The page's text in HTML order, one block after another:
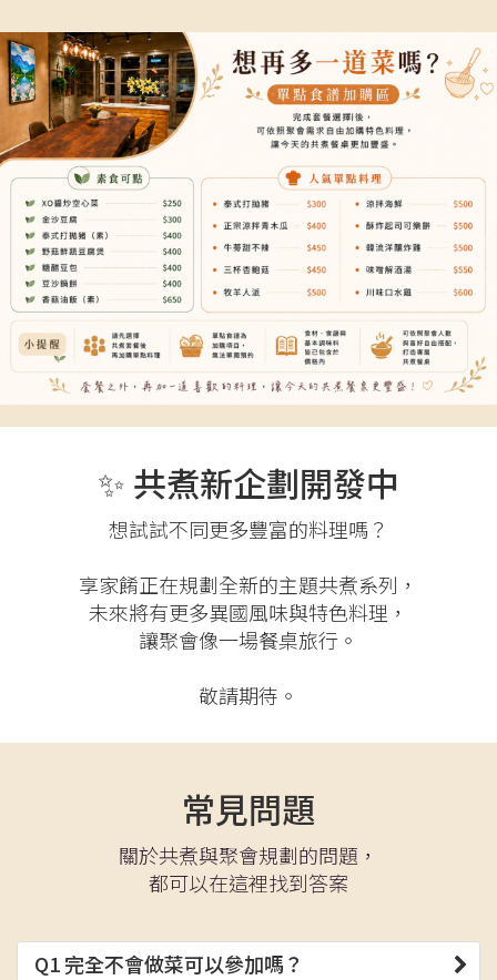
✨ 共煮新企劃開發中
想試試不同更多豐富的料理嗎？
享家餚正在規劃全新的主題共煮系列，
未來將有更多異國風味與特色料理，
讓聚會像一場餐桌旅行。
敬請期待。
常見問題
關於共煮與聚會規劃的問題，
都可以在這裡找到答案
Q1 完全不會做菜可以參加嗎？